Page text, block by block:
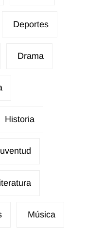
Deportes
Drama
Historia
Música